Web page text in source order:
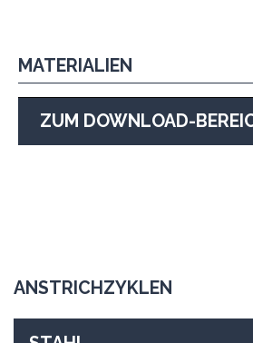
MATERIALIEN
ZUM DOWNLOAD-
ANSTRICHZYKLEN